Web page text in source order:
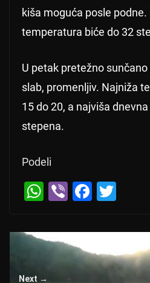
kiša moguća posle
temperatura biće do 32
U petak pretežno
slab, promenljiv. Najniža
15 do 20, a najviša
stepena.
Podeli
W
at
s
A
Vi
er
F
c
e
b
tt
er
Otvoreno prvenstvo SAD:
Next →